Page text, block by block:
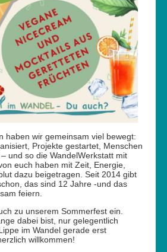
haben wir gemeinsam viel bewegt:
Projekte gestartet, Menschen
und so die WandelWerkstatt mit
euch haben mit Zeit, Energie,
dazu beigetragen. Seit 2014 gibt
das sind 12 Jahre -und das
feiern.
zu unserem Sommerfest ein.
dabei bist, nur gelegentlich
im Wandel gerade erst
willkommen!